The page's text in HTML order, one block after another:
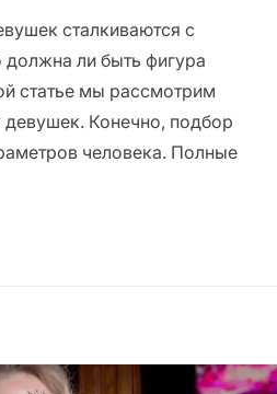
сталкиваются с
ли быть фигура
статье мы рассмотрим
Конечно, подбор
человека. Полные